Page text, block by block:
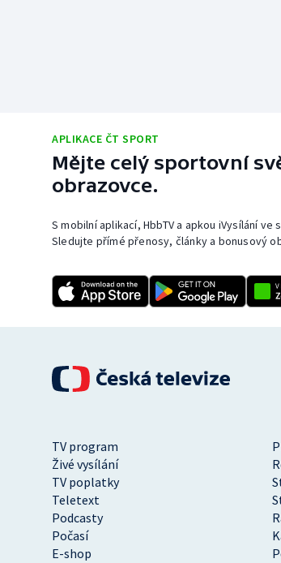
APLIKACE ČT SPORT
Mějte celý sportovní
obrazovce.
S mobilní aplikací, HbbTV a apkou iVysílání
Sledujte přímé přenosy, články a bonusový
TV program
Živé vysílání
TV poplatky
Teletext
Podcasty
Počasí
E-shop